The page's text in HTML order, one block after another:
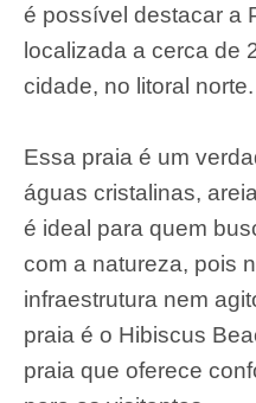
é possível destacar a
localizada a cerca de
cidade, no litoral norte.
Essa praia é um
águas cristalinas,
é ideal para quem
com a natureza, pois
infraestrutura nem
praia é o Hibiscus
praia que oferece